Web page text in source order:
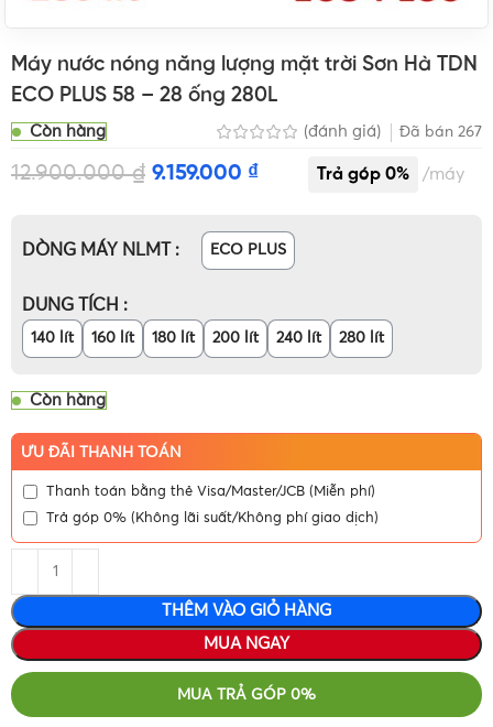
Máy nước nóng năng lượng mặt trời Sơn Hà TDN
ECO PLUS 58 – 28 ống 280L
Còn hàng (đánh giá) Đã bán 267
12.900.000₫ 9.159.000 ₫ máy
DÒNG MÁY NLMT ECO PLUS
DUNG TÍCH
140 lít 160 lít 180 lít 200 lít 240 lít 280 lít
Còn hàng
ƯU ĐÃI THANH TOÁN
Thanh toán bằng thẻ Visa/Master/JCB (Miễn phí)
Trả góp 0% (Không lãi suất/Không phí giao dịch)
THÊM VÀO GIỎ HÀNG
MUA NGAY
MUA TRẢ GÓP 0%